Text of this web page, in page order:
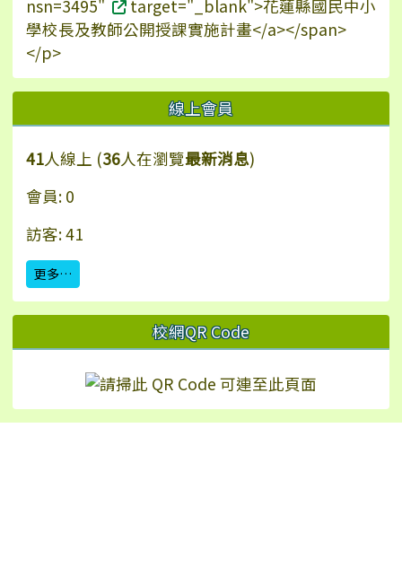
nsn=3495"
target="_blank">花蓮縣國民中小
學校長及教師公開授課實施計畫</a></span>
</p>
線上會員
41人線上 (36人在瀏覽最新消息)
會員: 0
訪客: 41
更多…
校網QR Code